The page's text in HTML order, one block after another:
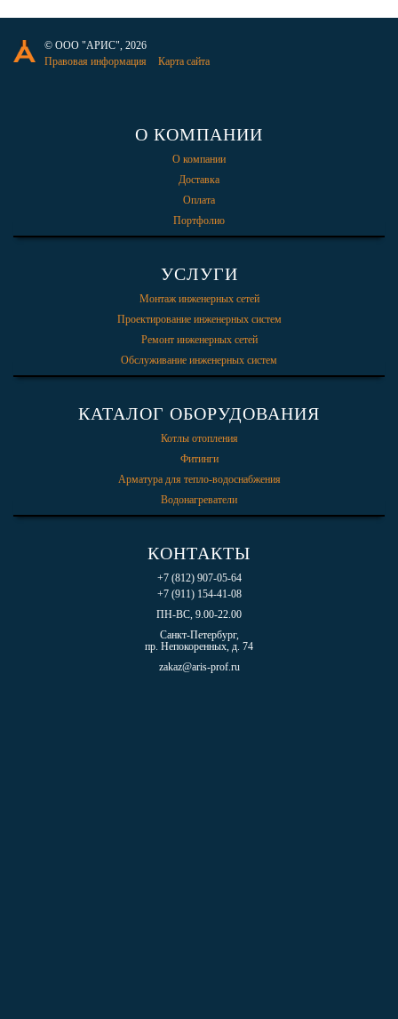
© ООО "АРИС", 2026
Правовая информация
Карта сайта
О КОМПАНИИ
О компании
Доставка
Оплата
Портфолио
УСЛУГИ
Монтаж инженерных сетей
Проектирование инженерных систем
Ремонт инженерных сетей
Обслуживание инженерных систем
КАТАЛОГ ОБОРУДОВАНИЯ
Котлы отопления
Фитинги
Арматура для тепло-водоснабжения
Водонагреватели
КОНТАКТЫ
+7 (812) 907-05-64
+7 (911) 154-41-08
ПН-ВС, 9.00-22.00
Санкт-Петербург,
пр. Непокоренных, д. 74
zakaz@aris-prof.ru